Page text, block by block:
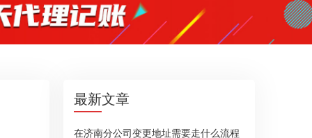
最新文章
在济南分公司变更地址需要走什么流程